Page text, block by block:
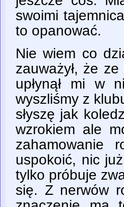
swoimi
to opanować.
Nie wiem co
zauważył, że
upłynął mi w
wyszliśmy z
słyszę jak
wzrokiem ale
zahamowanie
uspokoić, nic
tylko próbuje
się. Z nerwów